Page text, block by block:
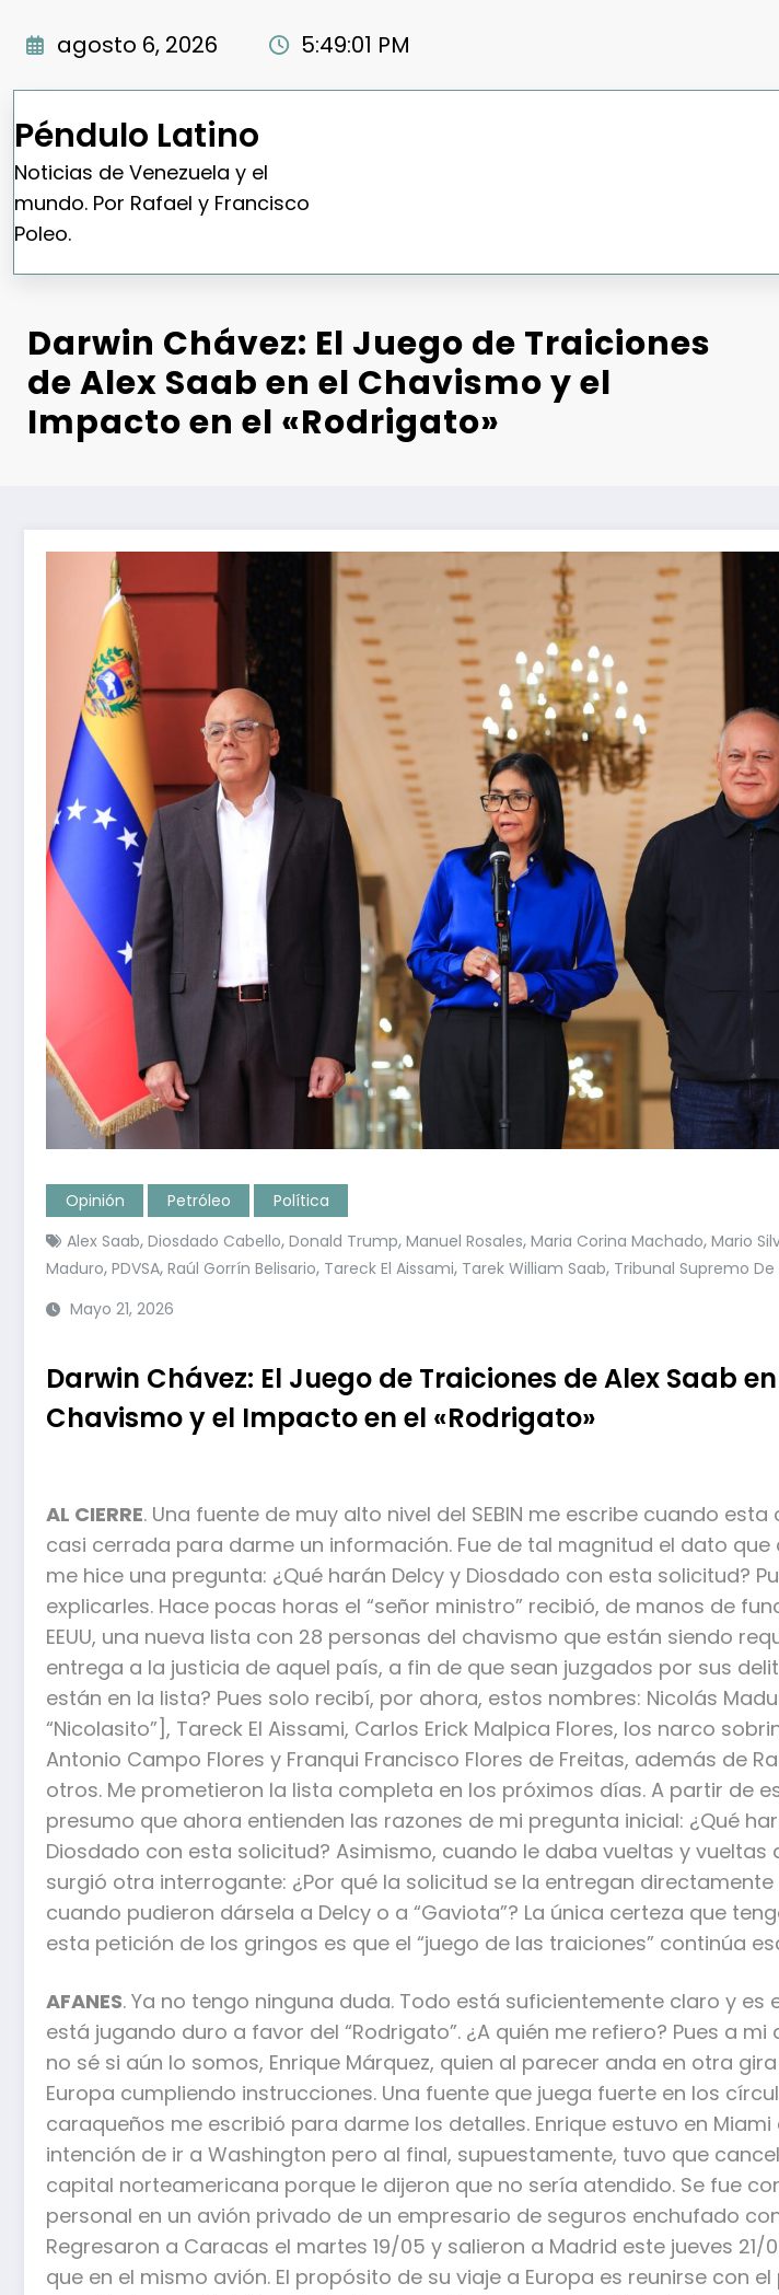
agosto 6, 2026 5:49:02 PM
Péndulo Latino
Noticias de Venezuela y el
mundo. Por Rafael y Francisco
Poleo.
Darwin Chávez: El Juego de Traiciones
de Alex Saab en el Chavismo y el
Impacto en el «Rodrigato»
Opinión Petróleo
Política
Alex Saab, Diosdado Cabello, Donald Trump, Manuel Rosales, Maria Corina Machado, Mario
Maduro, PDVSA, Raúl Gorrín Belisario, Tareck El Aissami, Tarek William Saab, Tribunal Supremo
Mayo 21, 2026
Darwin Chávez: El Juego de Traiciones de Alex Saab
Chavismo y el Impacto en el «Rodrigato»
AL CIERRE. Una fuente de muy alto nivel del SEBIN me escribe cuando
casi cerrada para darme un información. Fue de tal magnitud el dato que
me hice una pregunta: ¿Qué harán Delcy y Diosdado con esta solicitud?
explicarles. Hace pocas horas el “señor ministro” recibió, de manos de
EEUU, una nueva lista con 28 personas del chavismo que están siendo
entrega a la justicia de aquel país, a fin de que sean juzgados por sus
están en la lista? Pues solo recibí, por ahora, estos nombres: Nicolás
“Nicolasito”], Tareck El Aissami, Carlos Erick Malpica Flores, los narco
Antonio Campo Flores y Franqui Francisco Flores de Freitas, además de
otros. Me prometieron la lista completa en los próximos días. A partir de
presumo que ahora entienden las razones de mi pregunta inicial: ¿Qué
Diosdado con esta solicitud? Asimismo, cuando le daba vueltas y vueltas
surgió otra interrogante: ¿Por qué la solicitud se la entregan directamente
cuando pudieron dársela a Delcy o a “Gaviota”? La única certeza que
esta petición de los gringos es que el “juego de las traiciones” continúa
AFANES. Ya no tengo ninguna duda. Todo está suficientemente claro y es
está jugando duro a favor del “Rodrigato”. ¿A quién me refiero? Pues a mi
no sé si aún lo somos, Enrique Márquez, quien al parecer anda en otra gira
Europa cumpliendo instrucciones. Una fuente que juega fuerte en los
caraqueños me escribió para darme los detalles. Enrique estuvo en
intención de ir a Washington pero al final, supuestamente, tuvo que
capital norteamericana porque le dijeron que no sería atendido. Se fue
personal en un avión privado de un empresario de seguros enchufado
Regresaron a Caracas el martes 19/05 y salieron a Madrid este jueves 21/
que en el mismo avión. El propósito de su viaje a Europa es reunirse con